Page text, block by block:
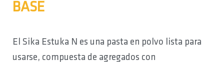
BASE
El Sika Estuka N es una pasta en polvo lista para
usarse, compuesta de agregados con